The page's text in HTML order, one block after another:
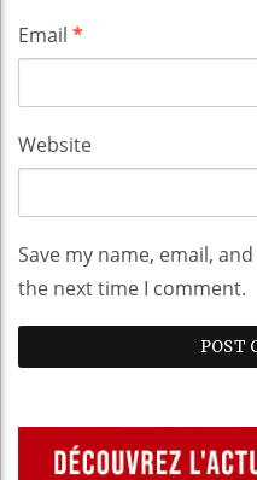
Email *
Website
Save my name, email,
the next time I comment.